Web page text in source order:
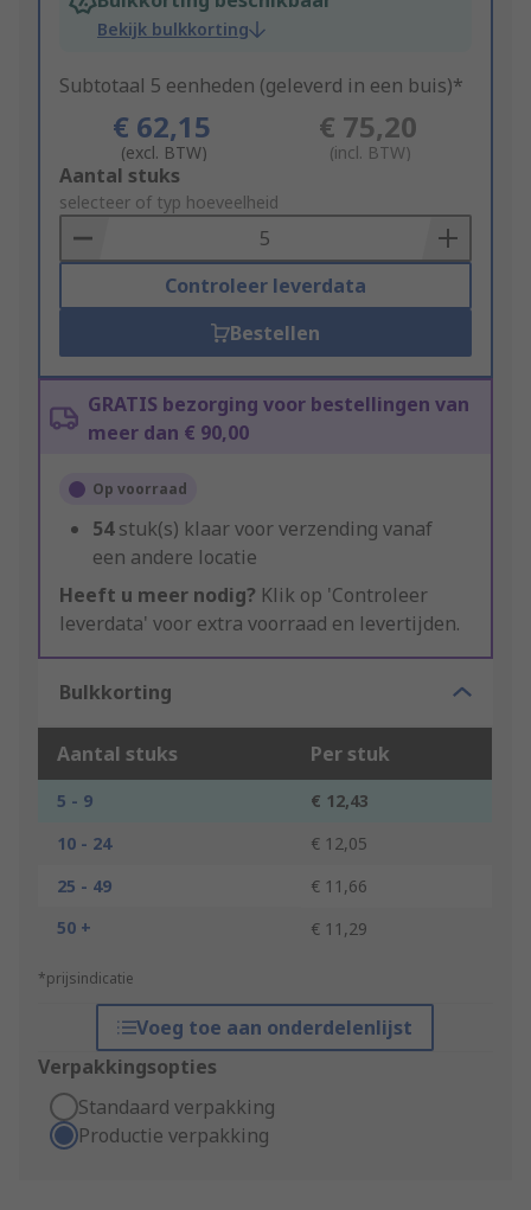
Bekijk bulkkorting
Subtotaal 5 eenheden (geleverd in een buis)*
€ 62,15
(excl. BTW)
€ 75,20
(incl. BTW)
Add
to
Basket
Aantal stuks
selecteer of typ hoeveelheid
Controleer leverdata
Bestellen
GRATIS bezorging voor bestellingen van
meer dan € 90,00
Op voorraad
54stuk(s) klaar voor verzending vanaf
een andere locatie
Heeft u meer nodig? Klik op 'Controleer
leverdata' voor extra voorraad en levertijden.
Bulkkorting
Aantal stuks Per stuk
5 - 9
€ 12,43
10 - 24
€ 12,05
25 - 49
€ 11,66
50 +
€ 11,29
*prijsindicatie
Voeg toe aan onderdelenlijst
Verpakkingsopties
Standaard verpakking
Productie verpakking